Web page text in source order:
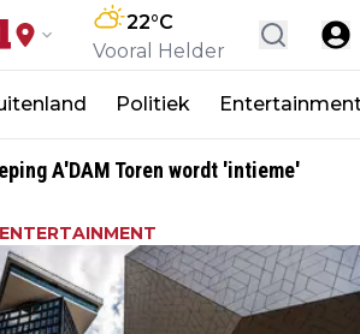
22°C
Vooral Helder
Politiek
A'DAM Toren wordt 'intieme'
ENTERTAINMENT